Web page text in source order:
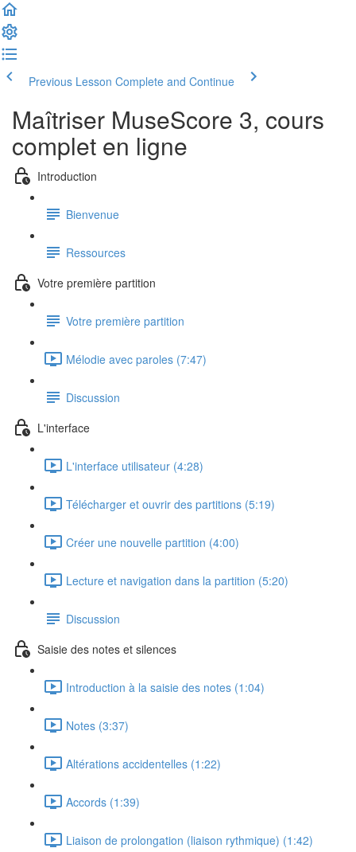
Previous Lesson Complete and Continue
Maîtriser MuseScore 3, cours
complet en ligne
Introduction
Bienvenue
Ressources
Votre première partition
Votre première partition
Mélodie avec paroles (7:47)
Discussion
L'interface
L'interface utilisateur (4:28)
Télécharger et ouvrir des partitions (5:19)
Créer une nouvelle partition (4:00)
Lecture et navigation dans la partition (5:20)
Discussion
Saisie des notes et silences
Introduction à la saisie des notes (1:04)
Notes (3:37)
Altérations accidentelles (1:22)
Accords (1:39)
Liaison de prolongation (liaison rythmique) (1:42)